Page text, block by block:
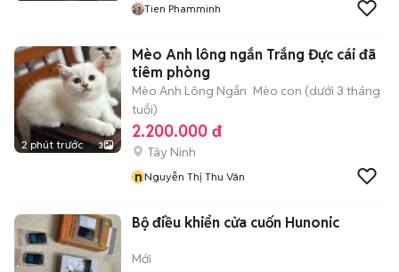
Tien Phamminh
2 phút trước 3
Mèo Anh lông ngắn Trắng Đực cái đã
tiêm phòng
Mèo Anh Lông Ngắn Mèo con (dưới 3 tháng
tuổi)
2.200.000 đ
Tây Ninh
nNguyễn Thị Thu Vân
Bộ điều khiển cửa cuốn Hunonic
Mới